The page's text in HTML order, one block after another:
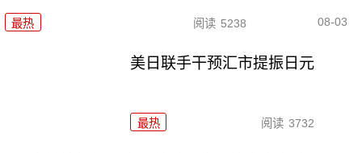
最热 阅读 5238 08-03
美日联手干预汇市提振日元
最热 阅读 3732